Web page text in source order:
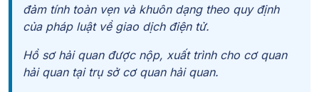
đảm tính toàn vẹn và khuôn dạng theo quy định
của pháp luật về giao dịch điện tử.
Hồ sơ hải quan được nộp, xuất trình cho cơ quan
hải quan tại trụ sở cơ quan hải quan.